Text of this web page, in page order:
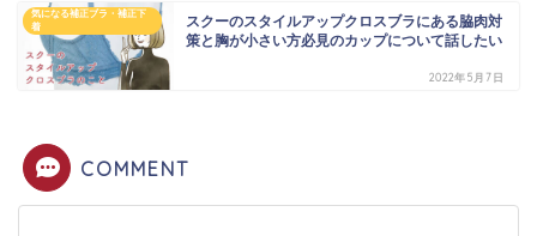
気になる補正ブラ・補正下
着
スクーのスタイルアップクロスブラにある脇肉対
策と胸が小さい方必見のカップについて話したい
2022年5月7日
COMMENT